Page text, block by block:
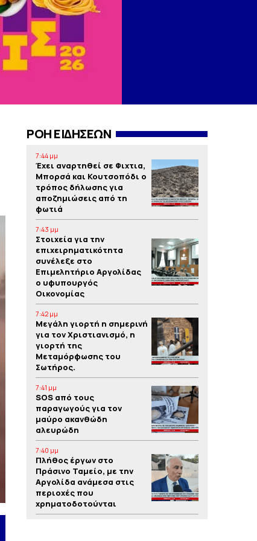
ΡΟΗ ΕΙΔΗΣΕΩΝ
7:44 μμ
Έχει αναρτηθεί σε Φιχτια,
Μπορσά και Κουτσοπόδι ο
τρόπος δήλωσης για
αποζημιώσεις από τη
φωτιά
7:43 μμ
Στοιχεία για την
επιχειρηματικότητα
συνέλεξε στο
Επιμελητήριο Αργολίδας
ο υφυπουργός
Οικονομίας
7:42 μμ
Μεγάλη γιορτή η σημερινή
για τον Χριστιανισμό, η
γιορτή της
Μεταμόρφωσης του
Σωτήρος.
7:41 μμ
SOS από τους
παραγωγούς για τον
μαύρο ακανθώδη
αλευρώδη
7:40 μμ
Πλήθος έργων στο
Πράσινο Ταμείο, με την
Αργολίδα ανάμεσα στις
περιοχές που
χρηματοδοτούνται